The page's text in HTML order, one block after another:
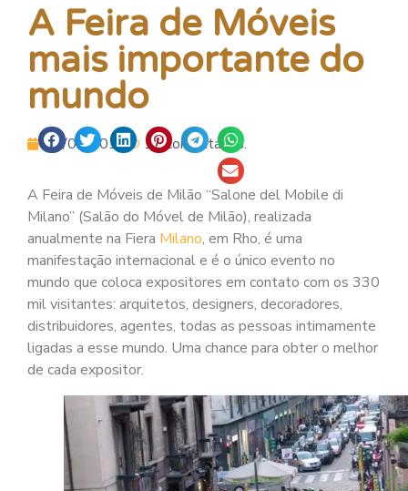
A Feira de Móveis
mais importante do
mundo
28/02/2012 15 comentários.
A Feira de Móveis de Milão “Salone del Mobile di
Milano” (Salão do Móvel de Milão), realizada
anualmente na Fiera Milano, em Rho, é uma
manifestação internacional e é o único evento no
mundo que coloca expositores em contato com os 330
mil visitantes: arquitetos, designers, decoradores,
distribuidores, agentes, todas as pessoas intimamente
ligadas a esse mundo. Uma chance para obter o melhor
de cada expositor.